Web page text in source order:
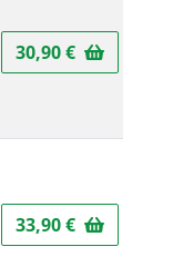
30,90 €
33,90 €